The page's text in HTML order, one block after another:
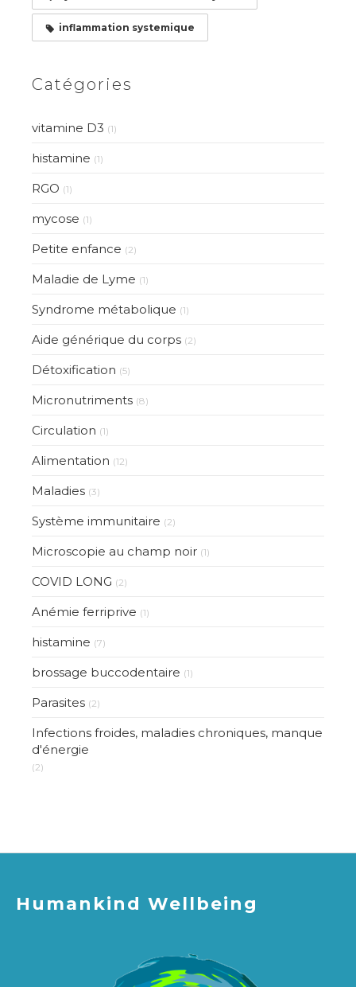
inflammation systemique
Catégories
vitamine D3 (1)
histamine (1)
RGO (1)
mycose (1)
Petite enfance (2)
Maladie de Lyme (1)
Syndrome métabolique (1)
Aide générique du corps (2)
Détoxification (5)
Micronutriments (8)
Circulation (1)
Alimentation (12)
Maladies (3)
Système immunitaire (2)
Microscopie au champ noir (1)
COVID LONG (2)
Anémie ferriprive (1)
histamine (7)
brossage buccodentaire (1)
Parasites (2)
Infections froides, maladies chroniques, manque
d'énergie
(2)
Humankind Wellbeing